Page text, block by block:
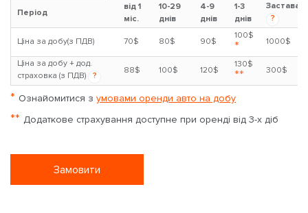
Період
від 1
міс.
10-29
днів
4-9
днів
1-3
днів
Застава
?
Ціна за добу(з ПДВ) 70$ 80$ 90$
100$
* 1000$
Ціна за добу + дод.
страховка (з ПДВ)
?
88$ 100$ 120$
130$
** 300$
* Ознайомитися з умовами оренди авто на добу
** Додаткове страхування доступне при оренді від 3-х діб
Замовити